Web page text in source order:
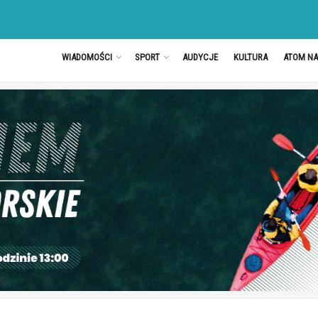
WIADOMOŚCI SPORT AUDYCJE KULTURA ATOM